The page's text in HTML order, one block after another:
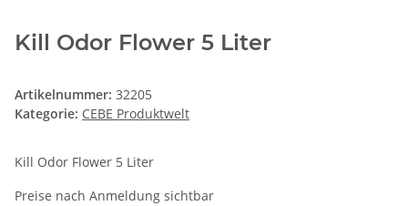
Kill Odor Flower 5 Liter
Artikelnummer: 32205
Kategorie: CEBE Produktwelt
Kill Odor Flower 5 Liter
Preise nach Anmeldung sichtbar